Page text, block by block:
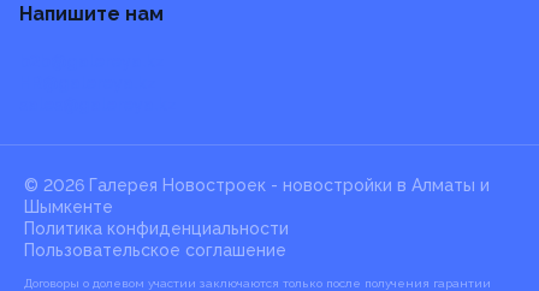
Напишите нам
© 2026 Галерея Новостроек - новостройки в Алматы и
Шымкенте
Политика конфиденциальности
Пользовательское соглашение
Договоры о долевом участии заключаются только после получения гарантии